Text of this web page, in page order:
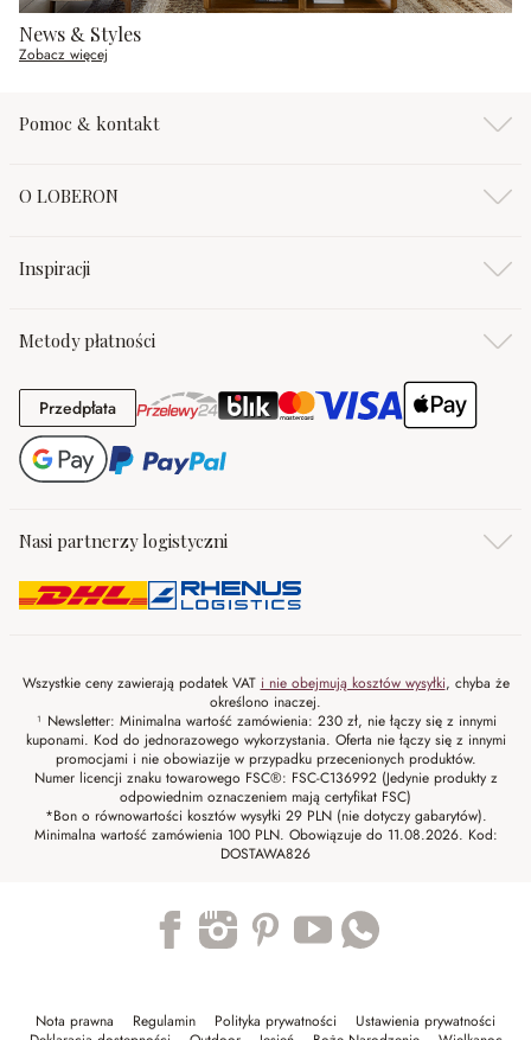
News & Styles
Zobacz więcej
Pomoc & kontakt
O LOBERON
Inspiracji
Metody płatności
PrzedpłataPrzedpłata
Nasi partnerzy logistyczni
Wszystkie ceny zawierają podatek VAT i nie obejmują kosztów wysyłki, chyba że
określono inaczej.
¹ Newsletter: Minimalna wartość zamówienia: 230 zł, nie łączy się z innymi
kuponami. Kod do jednorazowego wykorzystania. Oferta nie łączy się z innymi
promocjami i nie obowiazije w przypadku przecenionych produktów.
Numer licencji znaku towarowego FSC®: FSC-C136992 (Jedynie produkty z
odpowiednim oznaczeniem mają certyfikat FSC)
*Bon o równowartości kosztów wysyłki 29 PLN (nie dotyczy gabarytów).
Minimalna wartość zamówienia 100 PLN. Obowiązuje do 11.08.2026. Kod:
DOSTAWA826
Nota prawna Regulamin Polityka prywatności
Ustawienia prywatności